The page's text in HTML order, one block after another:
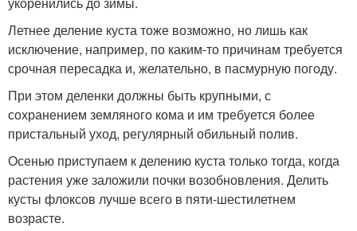
Летнее деление куста тоже возможно, но лишь как
исключение, например, по каким-то причинам требуется
срочная пересадка и, желательно, в пасмурную погоду.
При этом деленки должны быть крупными, с
сохранением земляного кома и им требуется более
пристальный уход, регулярный обильный полив.
Осенью приступаем к делению куста только тогда, когда
растения уже заложили почки возобновления. Делить
кусты флоксов лучше всего в пяти-шестилетнем
возрасте.